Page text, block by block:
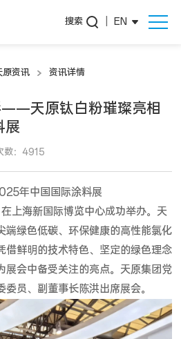
搜索 EN
原资讯 资讯详情
——天原钛白粉璀璨亮相
展
数：4915
年中国国际涂料展
上海新国际博览中心成功举办。天
端绿色低碳、环保健康的高性能氯化
借鲜明的技术特色、坚定的绿色理念
展会中备受关注的亮点。天原集团党
员、副董事长陈洪出席展会。